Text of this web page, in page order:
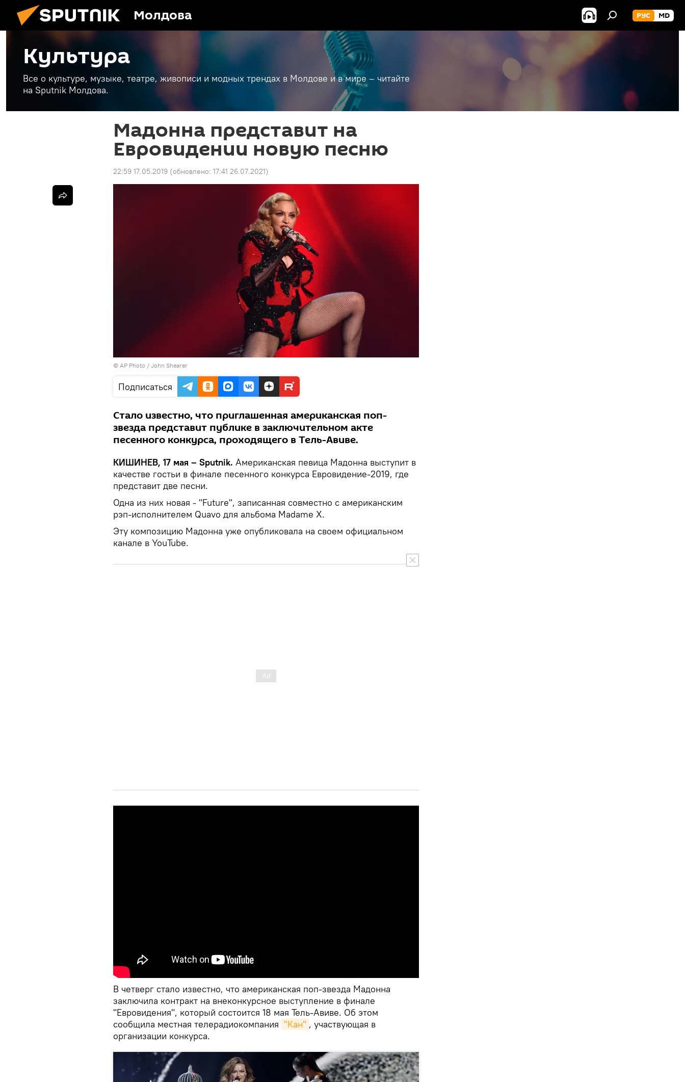
Молдова РУС MD
Культура
Все о культуре, музыке, театре, живописи и модных трендах в Молдове и в мире – читайте
на Sputnik Молдова.
Мадонна представит на
Евровидении новую песню
22:59 17.05.2019 (обновлено: 17:41 26.07.2021)
© AP Photo / John Shearer
Подписаться
Стало известно, что приглашенная американская поп-
звезда представит публике в заключительном акте
песенного конкурса, проходящего в Тель-Авиве.
КИШИНЕВ, 17 мая – Sputnik. Американская певица Мадонна выступит в
качестве гостьи в финале песенного конкурса Евровидение-2019, где
представит две песни.
Одна из них новая - "Future", записанная совместно с американским
рэп-исполнителем Quavo для альбома Madame X.
Эту композицию Мадонна уже опубликовала на своем официальном
канале в YouTube.
В четверг стало известно, что американская поп-звезда Мадонна
заключила контракт на внеконкурсное выступление в финале
"Евровидения", который состоится 18 мая Тель-Авиве. Об этом
сообщила местная телерадиокомпания "Кан" , участвующая в
организации конкурса.